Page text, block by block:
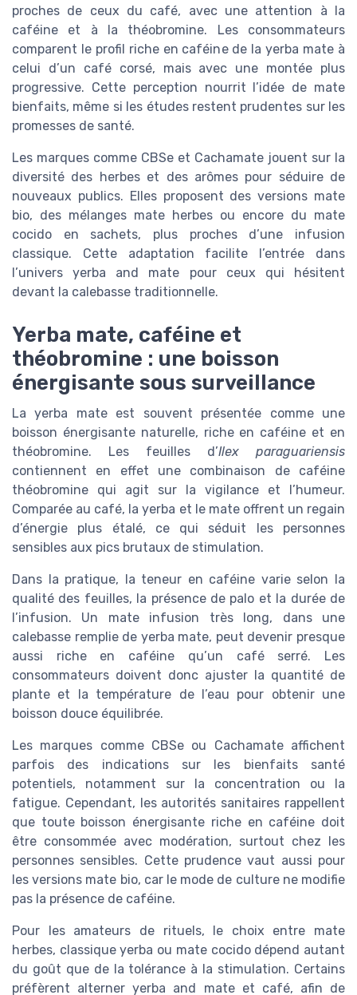
proches de ceux du café, avec une attention à la
caféine et à la théobromine. Les consommateurs
comparent le profil riche en caféine de la yerba mate à
celui d’un café corsé, mais avec une montée plus
progressive. Cette perception nourrit l’idée de mate
bienfaits, même si les études restent prudentes sur les
promesses de santé.
Les marques comme CBSe et Cachamate jouent sur la
diversité des herbes et des arômes pour séduire de
nouveaux publics. Elles proposent des versions mate
bio, des mélanges mate herbes ou encore du mate
cocido en sachets, plus proches d’une infusion
classique. Cette adaptation facilite l’entrée dans
l’univers yerba and mate pour ceux qui hésitent
devant la calebasse traditionnelle.
Yerba mate, caféine et
théobromine : une boisson
énergisante sous surveillance
La yerba mate est souvent présentée comme une
boisson énergisante naturelle, riche en caféine et en
théobromine. Les feuilles d’Ilex paraguariensis
contiennent en effet une combinaison de caféine
théobromine qui agit sur la vigilance et l’humeur.
Comparée au café, la yerba et le mate offrent un regain
d’énergie plus étalé, ce qui séduit les personnes
sensibles aux pics brutaux de stimulation.
Dans la pratique, la teneur en caféine varie selon la
qualité des feuilles, la présence de palo et la durée de
l’infusion. Un mate infusion très long, dans une
calebasse remplie de yerba mate, peut devenir presque
aussi riche en caféine qu’un café serré. Les
consommateurs doivent donc ajuster la quantité de
plante et la température de l’eau pour obtenir une
boisson douce équilibrée.
Les marques comme CBSe ou Cachamate affichent
parfois des indications sur les bienfaits santé
potentiels, notamment sur la concentration ou la
fatigue. Cependant, les autorités sanitaires rappellent
que toute boisson énergisante riche en caféine doit
être consommée avec modération, surtout chez les
personnes sensibles. Cette prudence vaut aussi pour
les versions mate bio, car le mode de culture ne modifie
pas la présence de caféine.
Pour les amateurs de rituels, le choix entre mate
herbes, classique yerba ou mate cocido dépend autant
du goût que de la tolérance à la stimulation. Certains
préfèrent alterner yerba and mate et café, afin de